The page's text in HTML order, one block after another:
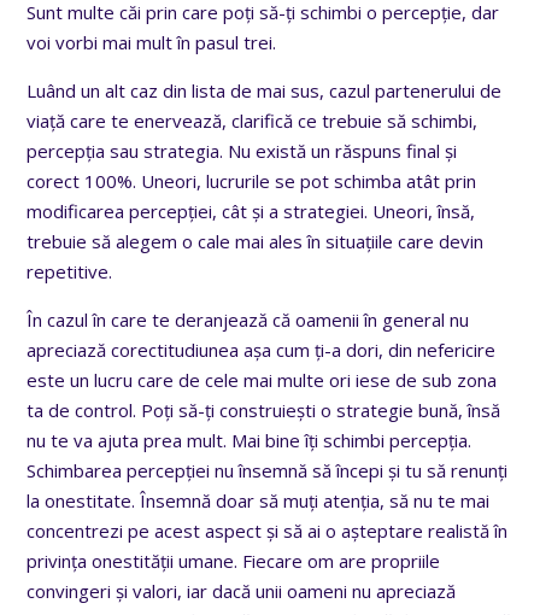
Sunt multe căi prin care poți să-ți schimbi o percepție, dar
voi vorbi mai mult în pasul trei.
Luând un alt caz din lista de mai sus, cazul partenerului de
viață care te enervează, clarifică ce trebuie să schimbi,
percepția sau strategia. Nu există un răspuns final și
corect 100%. Uneori, lucrurile se pot schimba atât prin
modificarea percepției, cât și a strategiei. Uneori, însă,
trebuie să alegem o cale mai ales în situațiile care devin
repetitive.
În cazul în care te deranjează că oamenii în general nu
apreciază corectitudiunea așa cum ți-a dori, din nefericire
este un lucru care de cele mai multe ori iese de sub zona
ta de control. Poți să-ți construiești o strategie bună, însă
nu te va ajuta prea mult. Mai bine îți schimbi percepția.
Schimbarea percepției nu însemnă să începi și tu să renunți
la onestitate. Însemnă doar să muți atenția, să nu te mai
concentrezi pe acest aspect și să ai o așteptare realistă în
privința onestității umane. Fiecare om are propriile
convingeri și valori, iar dacă unii oameni nu apreciază